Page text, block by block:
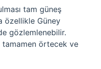
tam güneş
özellikle Güney
gözlemlenebilir.
tamamen örtecek ve